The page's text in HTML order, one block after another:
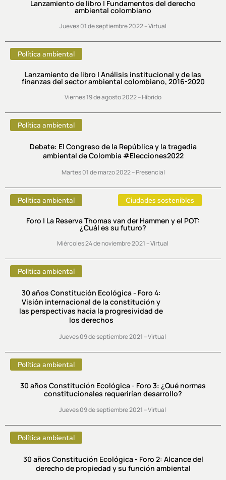
Lanzamiento de libro | Fundamentos del derecho
ambiental colombiano
Jueves 01 de septiembre 2022 – Virtual
Política ambiental
Lanzamiento de libro | Análisis institucional y de las
finanzas del sector ambiental colombiano, 2016-2020
Viernes 19 de agosto 2022 – Híbrido
Política ambiental
Debate: El Congreso de la República y la tragedia
ambiental de Colombia #Elecciones2022
Martes 01 de marzo 2022 – Presencial
Política ambiental Ciudades sostenibles
Foro | La Reserva Thomas van der Hammen y el POT:
¿Cuál es su futuro?
Miércoles 24 de noviembre 2021 – Virtual
Política ambiental
30 años Constitución Ecológica - Foro 4:
Visión internacional de la constitución y
las perspectivas hacia la progresividad de
los derechos
Jueves 09 de septiembre2021 – Virtual
Política ambiental
30 años Constitución Ecológica - Foro 3: ¿Qué normas
constitucionales requerirían desarrollo?
Jueves 09 de septiembre2021 – Virtual
Política ambiental
30 años Constitución Ecológica - Foro 2: Alcance del
derecho de propiedad y su función ambiental